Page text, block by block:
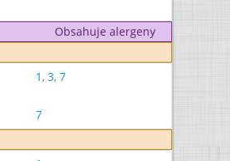
Obsahuje alergeny
1, 3, 7
7